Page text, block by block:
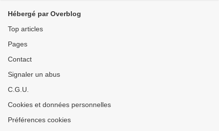
Hébergé par Overblog
Top articles
Pages
Contact
Signaler un abus
C.G.U.
Cookies et données personnelles
Préférences cookies